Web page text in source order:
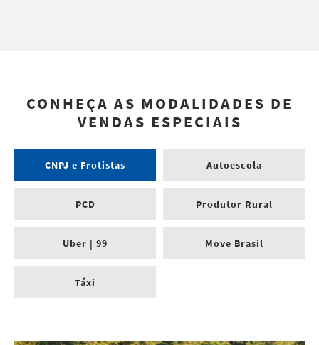
CONHEÇA AS MODALIDADES DE
VENDAS ESPECIAIS
CNPJ e Frotistas Autoescola
PCD Produtor Rural
Uber | 99 Move Brasil
Táxi